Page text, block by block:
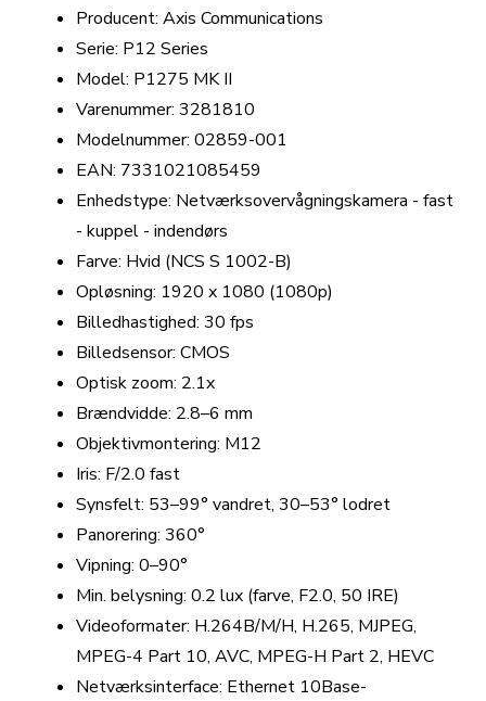
Producent: Axis Communications
Serie: P12 Series
Model: P1275 MK II
Varenummer: 3281810
Modelnummer: 02859-001
EAN: 7331021085459
Enhedstype: Netværksovervågningskamera - fast
- kuppel - indendørs
Farve: Hvid (NCS S 1002-B)
Opløsning: 1920 x 1080 (1080p)
Billedhastighed: 30 fps
Billedsensor: CMOS
Optisk zoom: 2.1x
Brændvidde: 2.8–6 mm
Objektivmontering: M12
Iris: F/2.0 fast
Synsfelt: 53–99° vandret, 30–53° lodret
Panorering: 360°
Vipning: 0–90°
Min. belysning: 0.2 lux (farve, F2.0, 50 IRE)
Videoformater: H.264B/M/H, H.265, MJPEG,
MPEG-4 Part 10, AVC, MPEG-H Part 2, HEVC
Netværksinterface: Ethernet 10Base-